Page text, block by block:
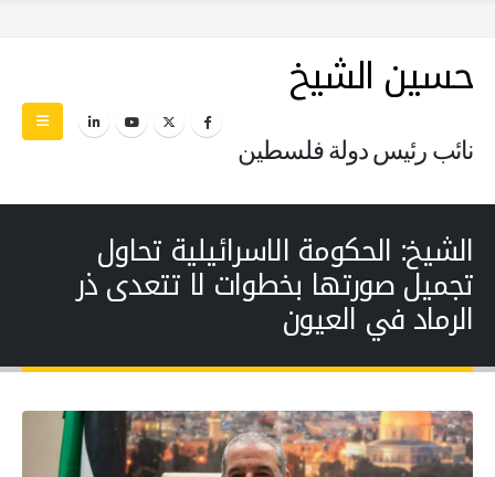
حسين الشيخ
نائب رئيس دولة فلسطين
الشيخ: الحكومة الاسرائيلية تحاول
تجميل صورتها بخطوات لا تتعدى ذر
الرماد في العيون